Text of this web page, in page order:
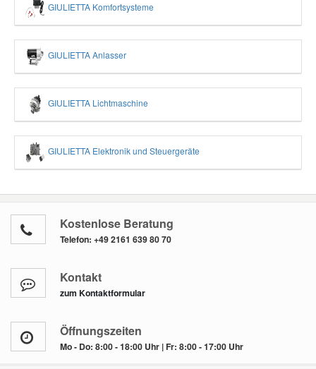
GIULIETTA Komfortsysteme
GIULIETTA Anlasser
GIULIETTA Lichtmaschine
GIULIETTA Elektronik und Steuergeräte
Kostenlose Beratung
Telefon: +49 2161 639 80 70
Kontakt
zum Kontaktformular
Öffnungszeiten
Mo - Do: 8:00 - 18:00 Uhr | Fr: 8:00 - 17:00 Uhr